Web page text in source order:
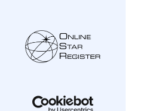
Apoio ao Cliente:help@osr.org